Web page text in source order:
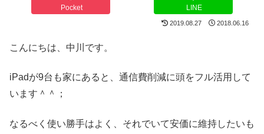
Pocket LINE
2019.08.27 2018.06.16
こんにちは、中川です。
iPadが9台も家にあると、通信費削減に頭をフル活用して
います＾＾；
なるべく使い勝手はよく、それでいて安価に維持したいも